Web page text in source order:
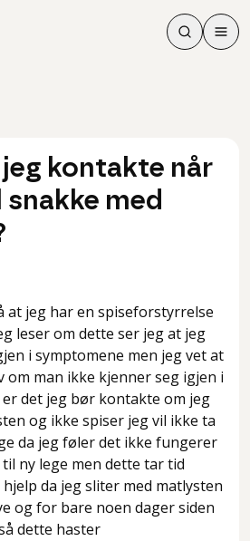
Søk
Søk
Meny
jeg kontakte når
snakke med
at jeg har en spiseforstyrrelse
leser om dette ser jeg at jeg
i symptomene men jeg vet at
om man ikke kjenner seg igjen i
det jeg bør kontakte om jeg
og ikke spiser jeg vil ikke ta
da jeg føler det ikke fungerer
ny lege men dette tar tid
da jeg sliter med matlysten
og for bare noen dager siden
dette haster